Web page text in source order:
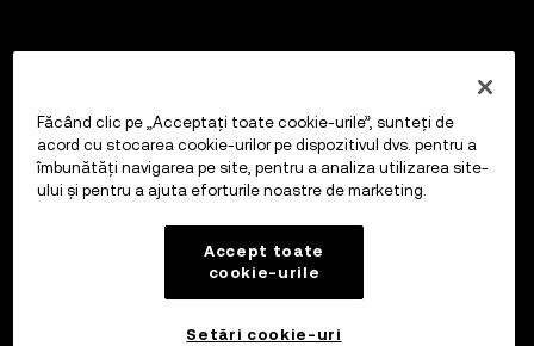
Făcând clic pe „Acceptați toate cookie-urile”, sunteți de
acord cu stocarea cookie-urilor pe dispozitivul dvs. pentru a
îmbunătăți navigarea pe site, pentru a analiza utilizarea site-
ului și pentru a ajuta eforturile noastre de marketing.
Accept toate
cookie-urile
Setări cookie-uri